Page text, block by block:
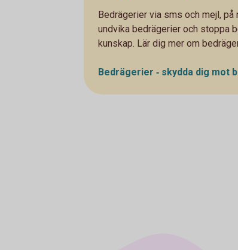
Bedrägerier via sms och mejl,
undvika bedrägerier och stoppa
kunskap. Lär dig mer om
Bedrägerier ‐ skydda dig mot